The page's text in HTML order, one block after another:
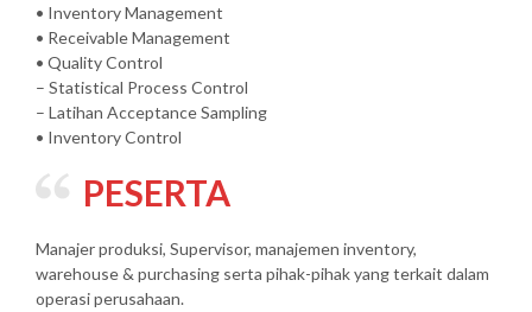
• Inventory Management
• Receivable Management
• Quality Control
– Statistical Process Control
– Latihan Acceptance Sampling
• Inventory Control
PESERTA
Manajer produksi, Supervisor, manajemen inventory,
warehouse & purchasing serta pihak-pihak yang terkait dalam
operasi perusahaan.